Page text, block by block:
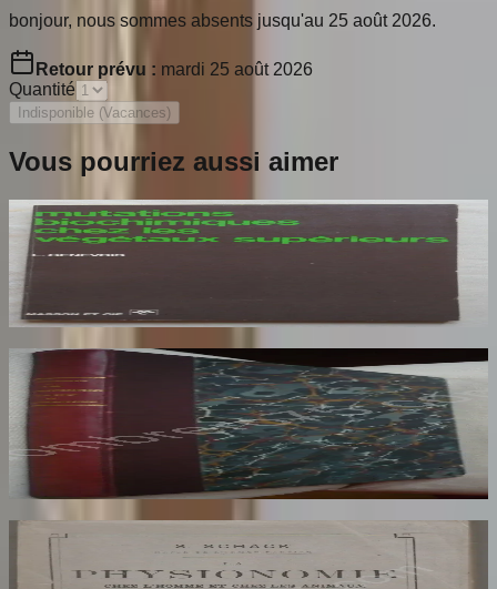
bonjour, nous sommes absents jusqu'au 25 août 2026.
Retour prévu : mardi 25 août 2026
Quantité
Indisponible (Vacances)
Vous pourriez aussi aimer
Mutations Biochimiques chez les Végétaux
Supérieurs
GENEVOIS L
33€
Le Caoutchouc Brut et ses Transformations en
Caoutchouc Manufacturé. Traduit par G Lamy
Torrilhon
PEARSON Henry
La Physionomie chez l'Homme et chez les
Animaux, dans ses Rapports avec
l'Expression des Emotions et des Sentiments.